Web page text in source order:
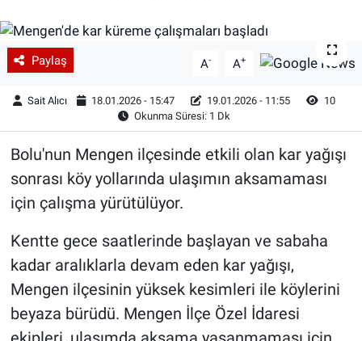
Paylaş A- A+
Sait Alıcı 18.01.2026 - 15:47 19.01.2026 - 11:55
10
Okunma Süresi: 1 Dk
Bolu'nun Mengen ilçesinde etkili olan kar yağışı
sonrası köy yollarında ulaşımın aksamaması
için çalışma yürütülüyor.
Kentte gece saatlerinde başlayan ve sabaha
kadar aralıklarla devam eden kar yağışı,
Mengen ilçesinin yüksek kesimleri ile köylerini
beyaza bürüdü. Mengen İlçe Özel İdaresi